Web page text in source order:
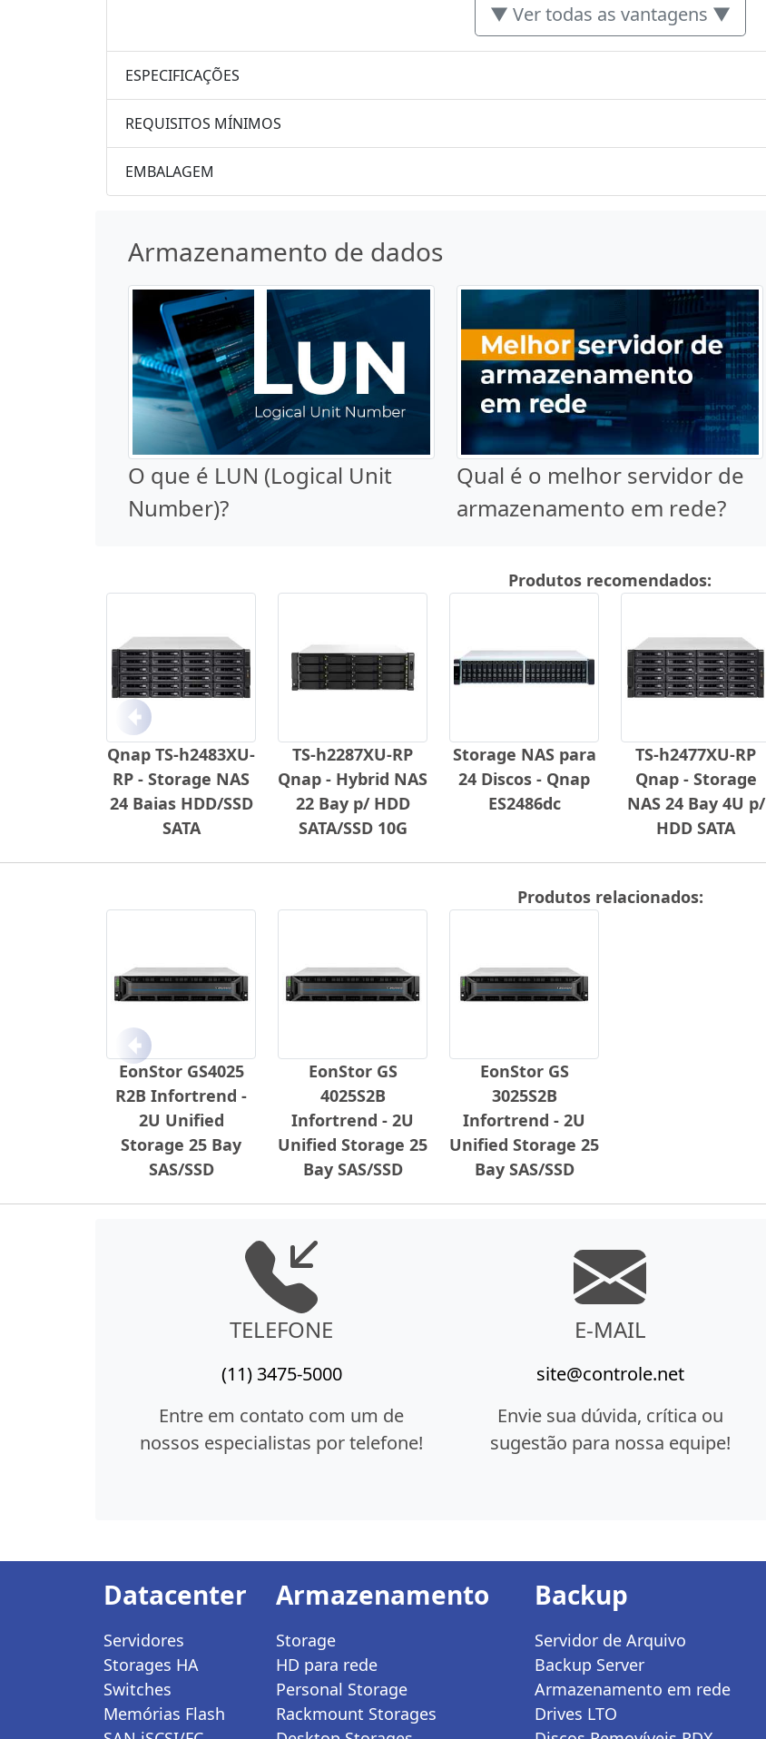
▼ Ver todas as vantagens ▼
ESPECIFICAÇÕES
REQUISITOS MÍNIMOS
EMBALAGEM
Armazenamento de dados
O que é LUN (Logical Unit
Number)?
Qual é o melhor servidor de
armazenamento em rede?
Produtos recomendados:
Qnap TS-h2483XU-
RP - Storage NAS
24 Baias HDD/SSD
SATA
TS-h2287XU-RP
Qnap - Hybrid NAS
22 Bay p/ HDD
SATA/SSD 10G
Storage NAS para
24 Discos - Qnap
ES2486dc
TS-h2477XU-RP
Qnap - Storage
NAS 24 Bay 4U p/
HDD SATA
Anterior
Produtos relacionados:
EonStor GS4025
R2B Infortrend -
2U Unified
Storage 25 Bay
SAS/SSD
EonStor GS
4025S2B
Infortrend - 2U
Unified Storage 25
Bay SAS/SSD
EonStor GS
3025S2B
Infortrend - 2U
Unified Storage 25
Bay SAS/SSD
Anterior
TELEFONE
(11) 3475-5000
Entre em contato com um de
nossos especialistas por telefone!
E-MAIL
site@controle.net
Envie sua dúvida, crítica ou
sugestão para nossa equipe!
Datacenter
Servidores
Storages HA
Switches
Memórias Flash
Armazenamento
Storage
HD para rede
Personal Storage
Rackmount Storages
Backup
Servidor de Arquivo
Backup Server
Armazenamento em rede
Drives LTO